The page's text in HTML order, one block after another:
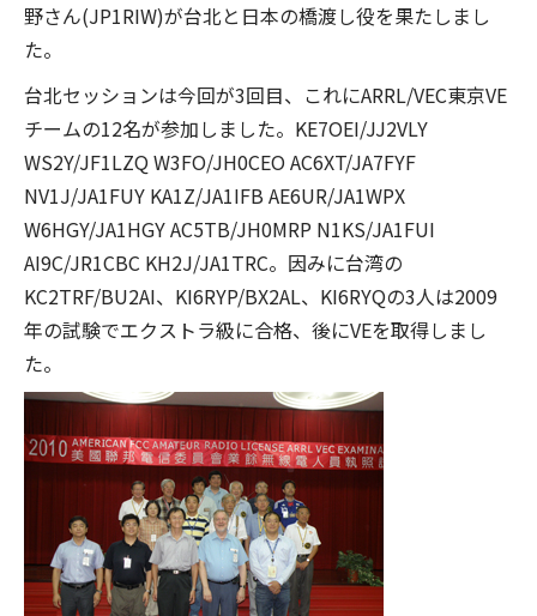
野さん(JP1RIW)が台北と日本の橋渡し役を果たしまし
た。
台北セッションは今回が3回目、これにARRL/VEC東京VE
チームの12名が参加しました。KE7OEI/JJ2VLY
WS2Y/JF1LZQ W3FO/JH0CEO AC6XT/JA7FYF
NV1J/JA1FUY KA1Z/JA1IFB AE6UR/JA1WPX
W6HGY/JA1HGY AC5TB/JH0MRP N1KS/JA1FUI
AI9C/JR1CBC KH2J/JA1TRC。因みに台湾の
KC2TRF/BU2AI、KI6RYP/BX2AL、KI6RYQの3人は2009
年の試験でエクストラ級に合格、後にVEを取得しまし
た。